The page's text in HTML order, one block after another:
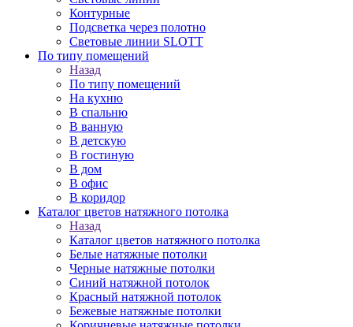
Контурные
Подсветка через полотно
Световые линии SLOTT
По типу помещений
Назад
По типу помещений
На кухню
В спальню
В ванную
В детскую
В гостиную
В дом
В офис
В коридор
Каталог цветов натяжного потолка
Назад
Каталог цветов натяжного потолка
Белые натяжные потолки
Черные натяжные потолки
Синий натяжной потолок
Красный натяжной потолок
Бежевые натяжные потолки